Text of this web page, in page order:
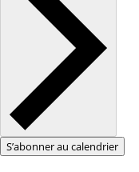
S’abonner au calendrier